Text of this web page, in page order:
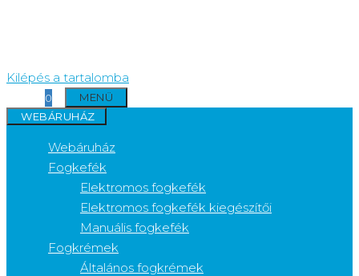
Kilépés a tartalomba
0
MENÜ
WEBÁRUHÁZ
Webáruház
Fogkefék
Elektromos fogkefék
Elektromos fogkefék kiegészítői
Manuális fogkefék
Fogkrémek
Általános fogkrémek